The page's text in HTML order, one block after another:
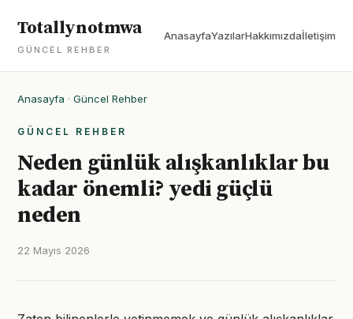
Totallynotmwa
GÜNCEL REHBER
AnasayfaYazılarHakkımızdaİletişim
Anasayfa · Güncel Rehber
GÜNCEL REHBER
Neden günlük alışkanlıklar bu
kadar önemli? yedi güçlü
neden
22 Mayıs 2026